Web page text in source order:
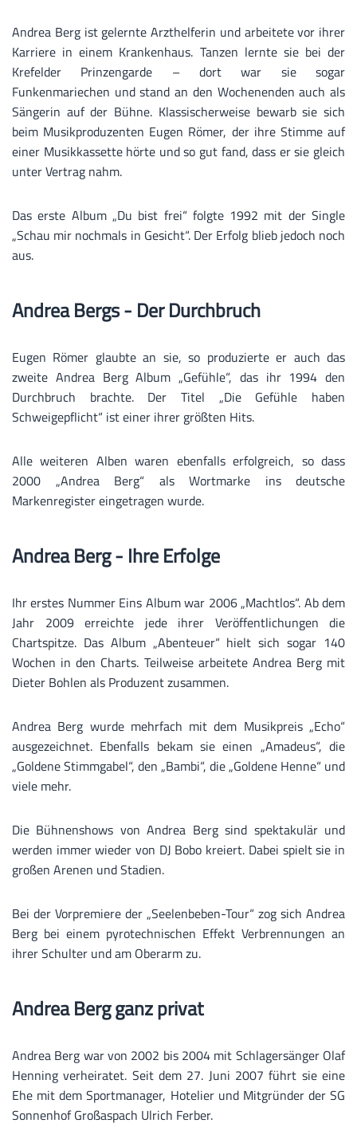
Andrea Berg ist gelernte Arzthelferin und arbeitete vor ihrer
Karriere in einem Krankenhaus. Tanzen lernte sie bei der
Krefelder Prinzengarde – dort war sie sogar
Funkenmariechen und stand an den Wochenenden auch als
Sängerin auf der Bühne. Klassischerweise bewarb sie sich
beim Musikproduzenten Eugen Römer, der ihre Stimme auf
einer Musikkassette hörte und so gut fand, dass er sie gleich
unter Vertrag nahm.
Das erste Album „Du bist frei“ folgte 1992 mit der Single
„Schau mir nochmals in Gesicht“. Der Erfolg blieb jedoch noch
aus.
Andrea Bergs - Der Durchbruch
Eugen Römer glaubte an sie, so produzierte er auch das
zweite Andrea Berg Album „Gefühle“, das ihr 1994 den
Durchbruch brachte. Der Titel „Die Gefühle haben
Schweigepflicht“ ist einer ihrer größten Hits.
Alle weiteren Alben waren ebenfalls erfolgreich, so dass
2000 „Andrea Berg“ als Wortmarke ins deutsche
Markenregister eingetragen wurde.
Andrea Berg - Ihre Erfolge
Ihr erstes Nummer Eins Album war 2006 „Machtlos“. Ab dem
Jahr 2009 erreichte jede ihrer Veröffentlichungen die
Chartspitze. Das Album „Abenteuer“ hielt sich sogar 140
Wochen in den Charts. Teilweise arbeitete Andrea Berg mit
Dieter Bohlen als Produzent zusammen.
Andrea Berg wurde mehrfach mit dem Musikpreis „Echo“
ausgezeichnet. Ebenfalls bekam sie einen „Amadeus“, die
„Goldene Stimmgabel“, den „Bambi“, die „Goldene Henne“ und
viele mehr.
Die Bühnenshows von Andrea Berg sind spektakulär und
werden immer wieder von DJ Bobo kreiert. Dabei spielt sie in
großen Arenen und Stadien.
Bei der Vorpremiere der „Seelenbeben-Tour“ zog sich Andrea
Berg bei einem pyrotechnischen Effekt Verbrennungen an
ihrer Schulter und am Oberarm zu.
Andrea Berg ganz privat
Andrea Berg war von 2002 bis 2004 mit Schlagersänger Olaf
Henning verheiratet. Seit dem 27. Juni 2007 führt sie eine
Ehe mit dem Sportmanager, Hotelier und Mitgründer der SG
Sonnenhof Großaspach Ulrich Ferber.